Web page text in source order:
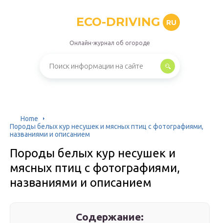
ECO-DRIVING RU
Онлайн-журнал об огороде
Home
Породы белых кур несушек и мясных птиц с фотографиями,
названиями и описанием
Породы белых кур несушек и
мясных птиц с фотографиями,
названиями и описанием
Содержание: